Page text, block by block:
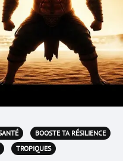
BOOSTE TA RÉSILIENCE
TROPIQUES